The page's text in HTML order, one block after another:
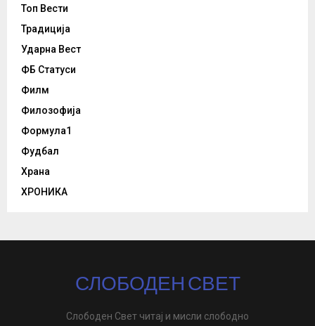
Топ Вести
Традиција
Ударна Вест
ФБ Статуси
Филм
Филозофија
Формула1
Фудбал
Храна
ХРОНИКА
СЛОБОДЕН СВЕТ
Слободен Свет читај и мисли слободно